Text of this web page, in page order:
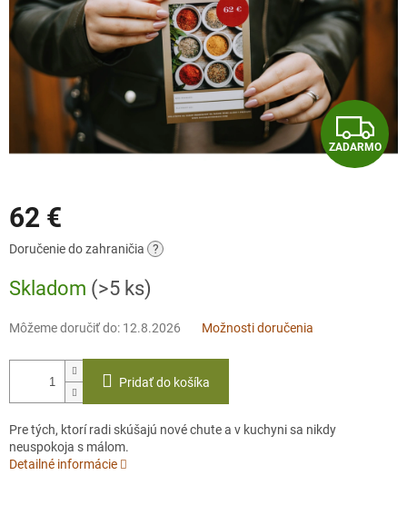
Z
A
ZADARMO
62 €
Jednotková
Doručenie do zahraničia ?
Skladom (>5 ks)
Môžeme doručiť do: 12.8.2026 Možnosti doručenia
Pridať do košíka
Pre tých, ktorí radi skúšajú nové chute a v kuchyni sa nikdy
neuspokoja s málom.
Detailné informácie